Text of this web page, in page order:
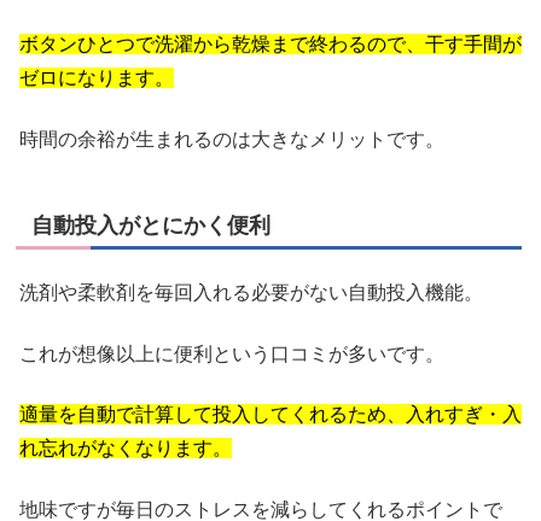
ボタンひとつで洗濯から乾燥まで終わるので、干す手間が
ゼロになります。
時間の余裕が生まれるのは大きなメリットです。
自動投入がとにかく便利
洗剤や柔軟剤を毎回入れる必要がない自動投入機能。
これが想像以上に便利という口コミが多いです。
適量を自動で計算して投入してくれるため、入れすぎ・入
れ忘れがなくなります。
地味ですが毎日のストレスを減らしてくれるポイントで